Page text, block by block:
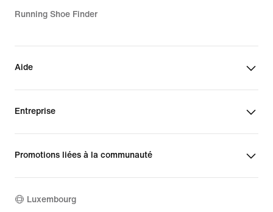
Running Shoe Finder
Aide
Entreprise
Promotions liées à la communauté
Luxembourg